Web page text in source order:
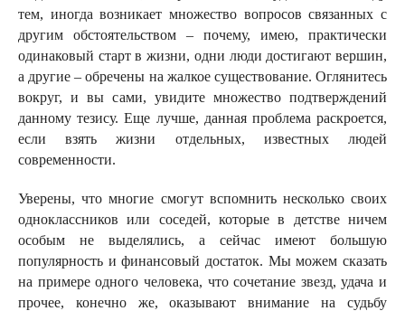
тем, иногда возникает множество вопросов связанных с
другим обстоятельством – почему, имею, практически
одинаковый старт в жизни, одни люди достигают вершин,
а другие – обречены на жалкое существование. Оглянитесь
вокруг, и вы сами, увидите множество подтверждений
данному тезису. Еще лучше, данная проблема раскроется,
если взять жизни отдельных, известных людей
современности.
Уверены, что многие смогут вспомнить несколько своих
одноклассников или соседей, которые в детстве ничем
особым не выделялись, а сейчас имеют большую
популярность и финансовый достаток. Мы можем сказать
на примере одного человека, что сочетание звезд, удача и
прочее, конечно же, оказывают внимание на судьбу